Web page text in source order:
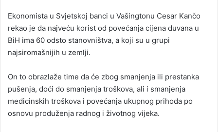
Ekonomista u Svjetskoj banci u Vašingtonu Cesar Kančo
rekao je da najveću korist od povećanja cijena duvana u
BiH ima 60 odsto stanovništva, a koji su u grupi
najsiromašnijih u zemlji.
On to obrazlaže time da će zbog smanjenja ili prestanka
pušenja, doći do smanjenja troškova, ali i smanjenja
medicinskih troškova i povećanja ukupnog prihoda po
osnovu produženja radnog i životnog vijeka.